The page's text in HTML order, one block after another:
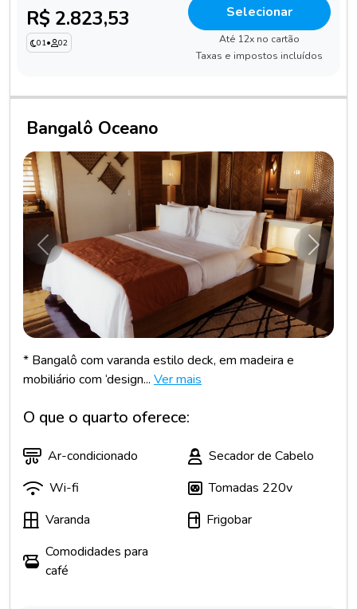
R$ 2.823,53
01• 02
Selecionar
Até 12x no cartão
Taxas e impostos incluídos
Bangalô Oceano
Anterior
* Bangalô com varanda estilo deck, em madeira e
mobiliário com ‘design... Ver mais
O que o quarto oferece:
Ar-condicionado
Secador de Cabelo
Wi-fi
Tomadas 220v
Varanda
Frigobar
Comodidades para
café